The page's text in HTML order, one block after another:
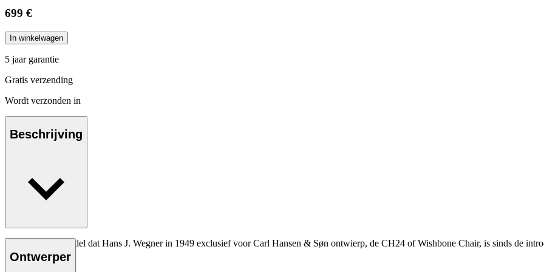
699 €
In winkelwagen
5 jaar garantie
Gratis verzending
Wordt verzonden in
Beschrijving
Het allereerste model dat Hans J. Wegner in 1949 exclusief voor Carl Hansen & Søn ontwierp, de CH24 of Wishbone Chair, is sinds de
Ontwerper